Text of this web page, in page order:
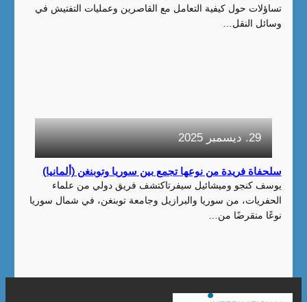
تساؤلات حول كيفية التعامل مع القاصرين وعمليات التفتيش في
وسائل النقل…
29. ديسمبر 2025
سلحفاة فريدة من نوعها تجمع بين سوريا وتوبنغن (ألمانيا)
يوسف كنجو وميشائيل سيفرتاكتشف فريق دولي من علماء
الحفريات، من سوريا والبرازيل وجامعة توبنغن، في شمال سوريا
نوعًا منقرضًا من…